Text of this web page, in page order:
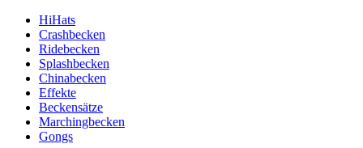
HiHats
Crashbecken
Ridebecken
Splashbecken
Chinabecken
Effekte
Beckensätze
Marchingbecken
Gongs